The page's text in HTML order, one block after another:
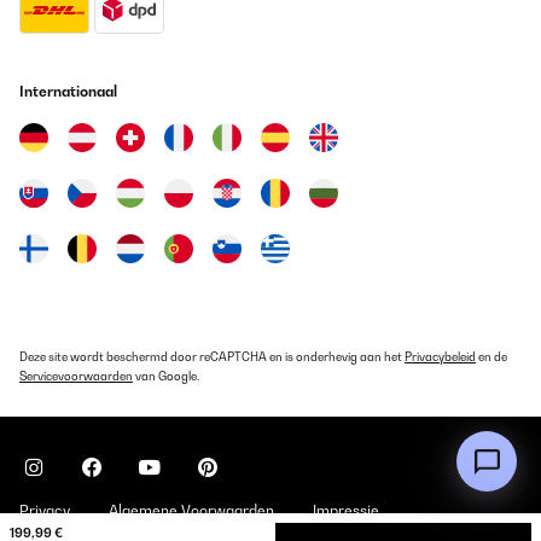
199,99 €
Ich habe dieses Produkt seit einem Jahr und habe keine
Amazon-Benutzer
Vertaal
GECONTROLEERDE BEOORDELING
Prodotto buono, spedizione veloce.
08/12/2024
Schnell und einfach zu bedienen
Amazon-Benutzer
Internationaal
Deze site wordt beschermd door reCAPTCHA en is onderhevig aan het Privacybeleid en de
Servicevoorwaarden van Google.
Privacy Algemene Voorwaarden Impressie